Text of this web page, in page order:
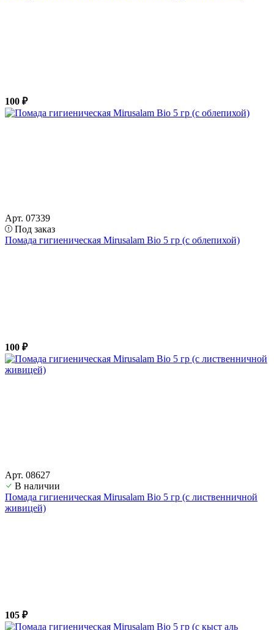
100 ₽
Арт. 07339
Под заказ
Помада гигиеническая Mirusalam Bio 5 гр (с облепихой)
100 ₽
Арт. 08627
В наличии
Помада гигиеническая Mirusalam Bio 5 гр (с лиственничной
живицей)
105 ₽